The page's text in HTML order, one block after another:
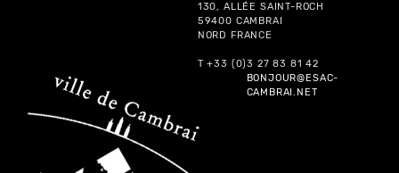
130, ALLÉE SAINT-ROCH
59400 CAMBRAI
NORD FRANCE
T +33 (0)3 27 83 81 42
BONJOUR@ESAC-
CAMBRAI.NET